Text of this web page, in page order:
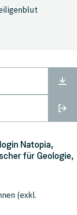
Natopia,
für Geologie,
(exkl.